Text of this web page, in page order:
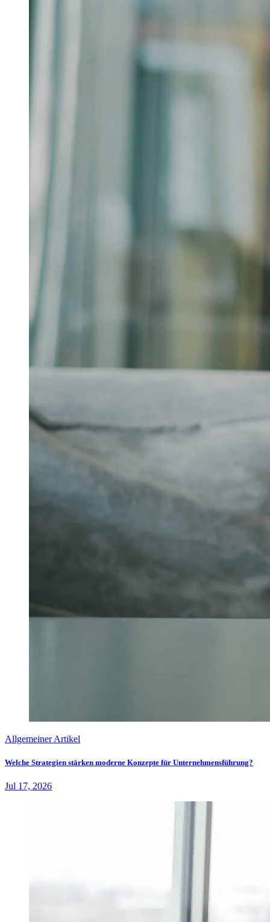
Allgemeiner Artikel
Welche Strategien stärken moderne Konzepte für Unternehmensführung?
Jul 17, 2026